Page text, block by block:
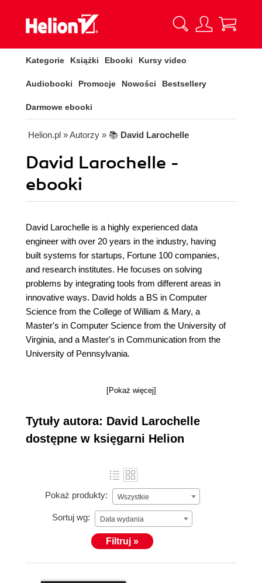
Kategorie Książki Ebooki Kursy video
Audiobooki Promocje Nowości Bestsellery
Darmowe ebooki
Helion.pl » Autorzy » 📚 David Larochelle
David Larochelle -
ebooki
David Larochelle is a highly experienced data
engineer with over 20 years in the industry, having
built systems for startups, Fortune 100 companies,
and research institutes. He focuses on solving
problems by integrating tools from different areas in
innovative ways. David holds a BS in Computer
Science from the College of William & Mary, a
Master's in Computer Science from the University of
Virginia, and a Master's in Communication from the
University of Pennsylvania.
[Pokaż więcej]
Tytuły autora: David Larochelle
dostępne w księgarni Helion
Pokaż produkty: Wszystkie
Sortuj wg: Data wydania
Filtruj »